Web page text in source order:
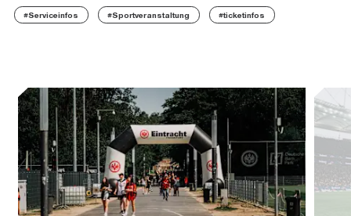
#Serviceinfos #Sportveranstaltung #ticketinfos